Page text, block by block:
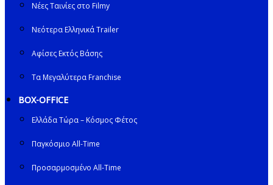
Νέες Ταινίες στο Filmy
Νεότερα Ελληνικά Trailer
Αφίσες Εκτός Βάσης
Τα Μεγαλύτερα Franchise
BOX-OFFICE
Ελλάδα Τώρα – Κόσμος Φέτος
Παγκόσμιο All-Time
Προσαρμοσμένο All-Time